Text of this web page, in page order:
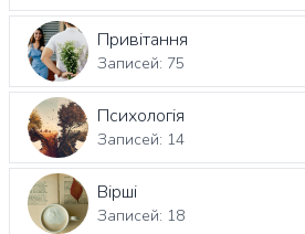
Привітання
Записей: 75
Психологія
Записей: 14
Вірші
Записей: 18